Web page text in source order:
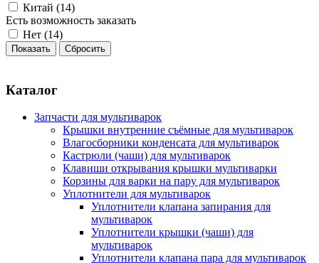
Китай (14)
Есть возможность заказать
Нет (14)
Каталог
Запчасти для мультиварок
Крышки внутренние съёмные для мультиварок
Влагосборники конденсата для мультиварок
Кастрюли (чаши) для мультиварок
Клавиши открывания крышки мультиварки
Корзины для варки на пару для мультиварок
Уплотнители для мультиварок
Уплотнители клапана запирания для
мультиварок
Уплотнители крышки (чаши) для
мультиварок
Уплотнители клапана пара для мультиварок